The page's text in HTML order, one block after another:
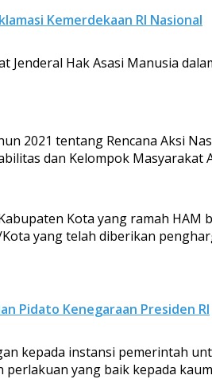
Kemerdekaan RI Nasional
Hak Asasi Manusia
2021 tentang Rencana Aksi
dan Kelompok Masyarakat
Kota yang ramah
yang telah diberikan
Pidato Kenegaraan Presiden RI
kepada instansi pemerintah
yang baik kepada